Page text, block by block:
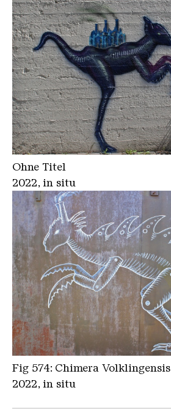
Ohne Titel
2022, in situ
Fig 574: Chimera Volklingensis
2022, in situ